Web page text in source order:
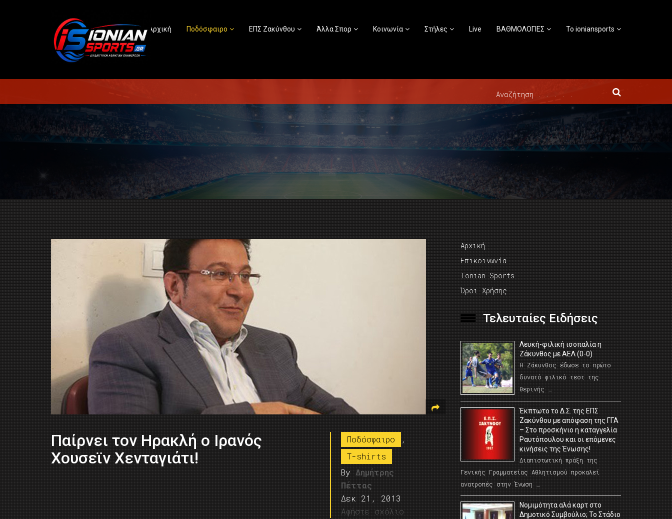
Αρχική Ποδόσφαιρο ΕΠΣ Ζακύνθου Άλλα Σπορ Κοινωνία Στήλες Live ΒΑΘΜΟΛΟΓΙΕΣ Το ioniansports
Παίρνει τον Ηρακλή ο Ιρανός
Xουσεϊν Χενταγιάτι!
Ποδόσφαιρο
,
T-shirts
By Δημήτρης
Πέττας
Δεκ 21, 2013
Αφήστε σχόλιο
Αρχική
Επικοινωνία
Ionian Sports
Όροι Χρήσης
Τελευταίες Ειδήσεις
Λευκή-φιλική ισοπαλία η
Ζάκυνθος με ΑΕΛ (0-0)
Η Ζάκυνθος έδωσε το πρώτο
δυνατό φιλικό τεστ της
θερινής …
Έκπτωτο το Δ.Σ. της ΕΠΣ
Ζακύνθου με απόφαση της ΓΓΑ
– Στο προσκήνιο η καταγγελία
Ραυτόπουλου και οι επόμενες
κινήσεις της Ένωσης!
Διαπιστωτική πράξη της
Γενικής Γραμματείας Αθλητισμού προκαλεί
ανατροπές στην Ένωση …
Νομιμότητα αλά καρτ στο
Δημοτικό Συμβούλιο; Το Στάδιο